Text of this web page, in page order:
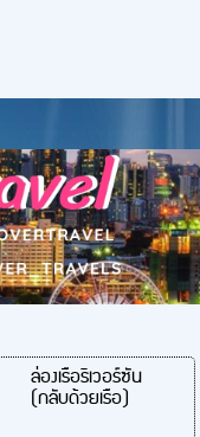
ล่องเรือริเวอร์ซัน
(กลับด้วยเรือ)